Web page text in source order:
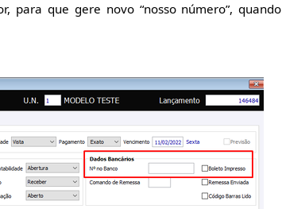
para que gere novo “nosso número”, quando